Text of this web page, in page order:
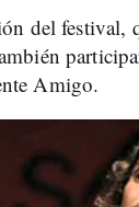
del festival,
Amigo.